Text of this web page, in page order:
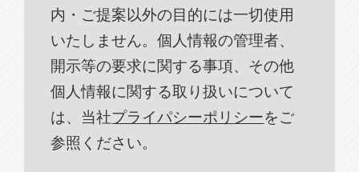
内・ご提案以外の目的には一切使用
いたしません。個人情報の管理者、
開示等の要求に関する事項、その他
個人情報に関する取り扱いについて
は、当社プライパシーポリシーをご
参照ください。